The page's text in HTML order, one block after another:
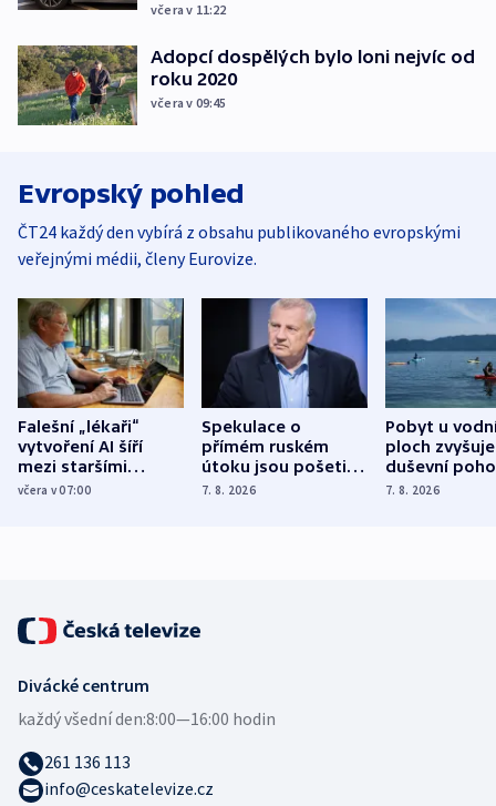
včera v 11:22
Adopcí dospělých bylo loni nejvíc od
roku 2020
včera v 09:45
Evropský pohled
ČT24 každý den vybírá z obsahu publikovaného evropskými
veřejnými médii, členy Eurovize.
Falešní „lékaři“
vytvoření AI šíří
mezi staršími
Poláky nebezpečné
včera v 07:00
Spekulace o
přímém ruském
útoku jsou pošetilé,
míní estonský
7. 8. 2026
Pobyt u
ploch zvyšuje
duševní
ukázala
7. 8. 2026
Divácké centrum
každý všední den:8:00—16:00 hodin
261 136 113
info@ceskatelevize.cz